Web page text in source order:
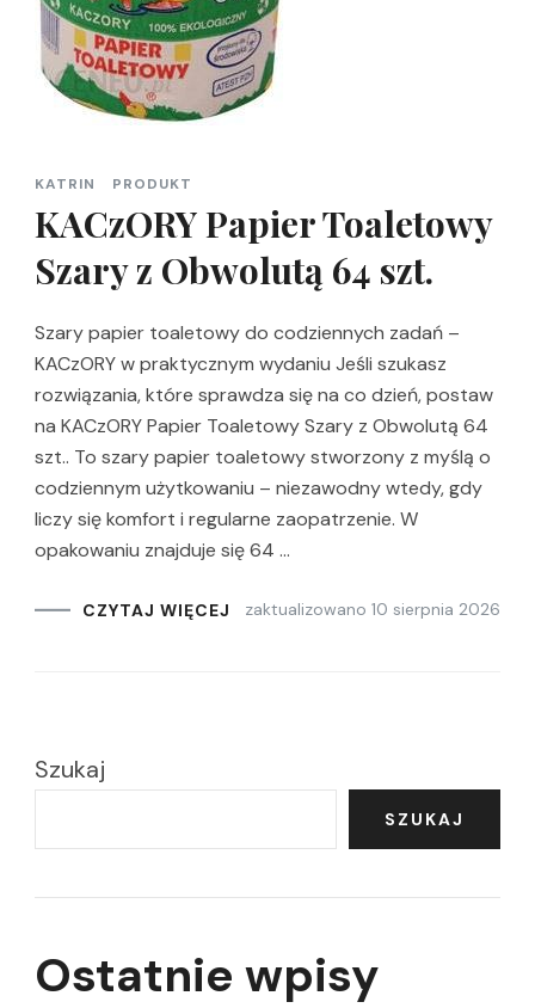
KATRIN PRODUKT
KACzORY Papier Toaletowy
Szary z Obwolutą 64 szt.
Szary papier toaletowy do codziennych zadań –
KACzORY w praktycznym wydaniu Jeśli szukasz
rozwiązania, które sprawdza się na co dzień, postaw
na KACzORY Papier Toaletowy Szary z Obwolutą 64
szt.. To szary papier toaletowy stworzony z myślą o
codziennym użytkowaniu – niezawodny wtedy, gdy
liczy się komfort i regularne zaopatrzenie. W
opakowaniu znajduje się 64 …
CZYTAJ WIĘCEJ zaktualizowano 10 sierpnia 2026
Szukaj
SZUKAJ
Ostatnie wpisy